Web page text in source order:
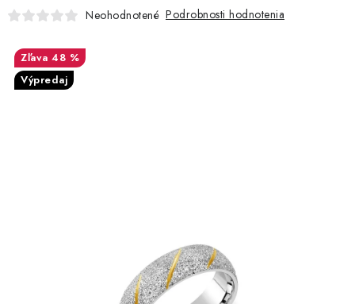
NÁRAMKY
PRSTENE
Neohodnotené Podrobnosti hodnotenia
48 %
Výpredaj